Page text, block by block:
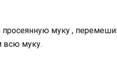
муку ,
всю муку.